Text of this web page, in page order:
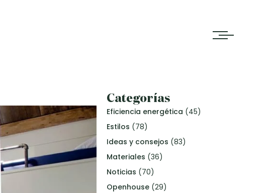
Categorías
Eficiencia energética (45)
Estilos (78)
Ideas y consejos (83)
Materiales (36)
Noticias (70)
Openhouse (29)